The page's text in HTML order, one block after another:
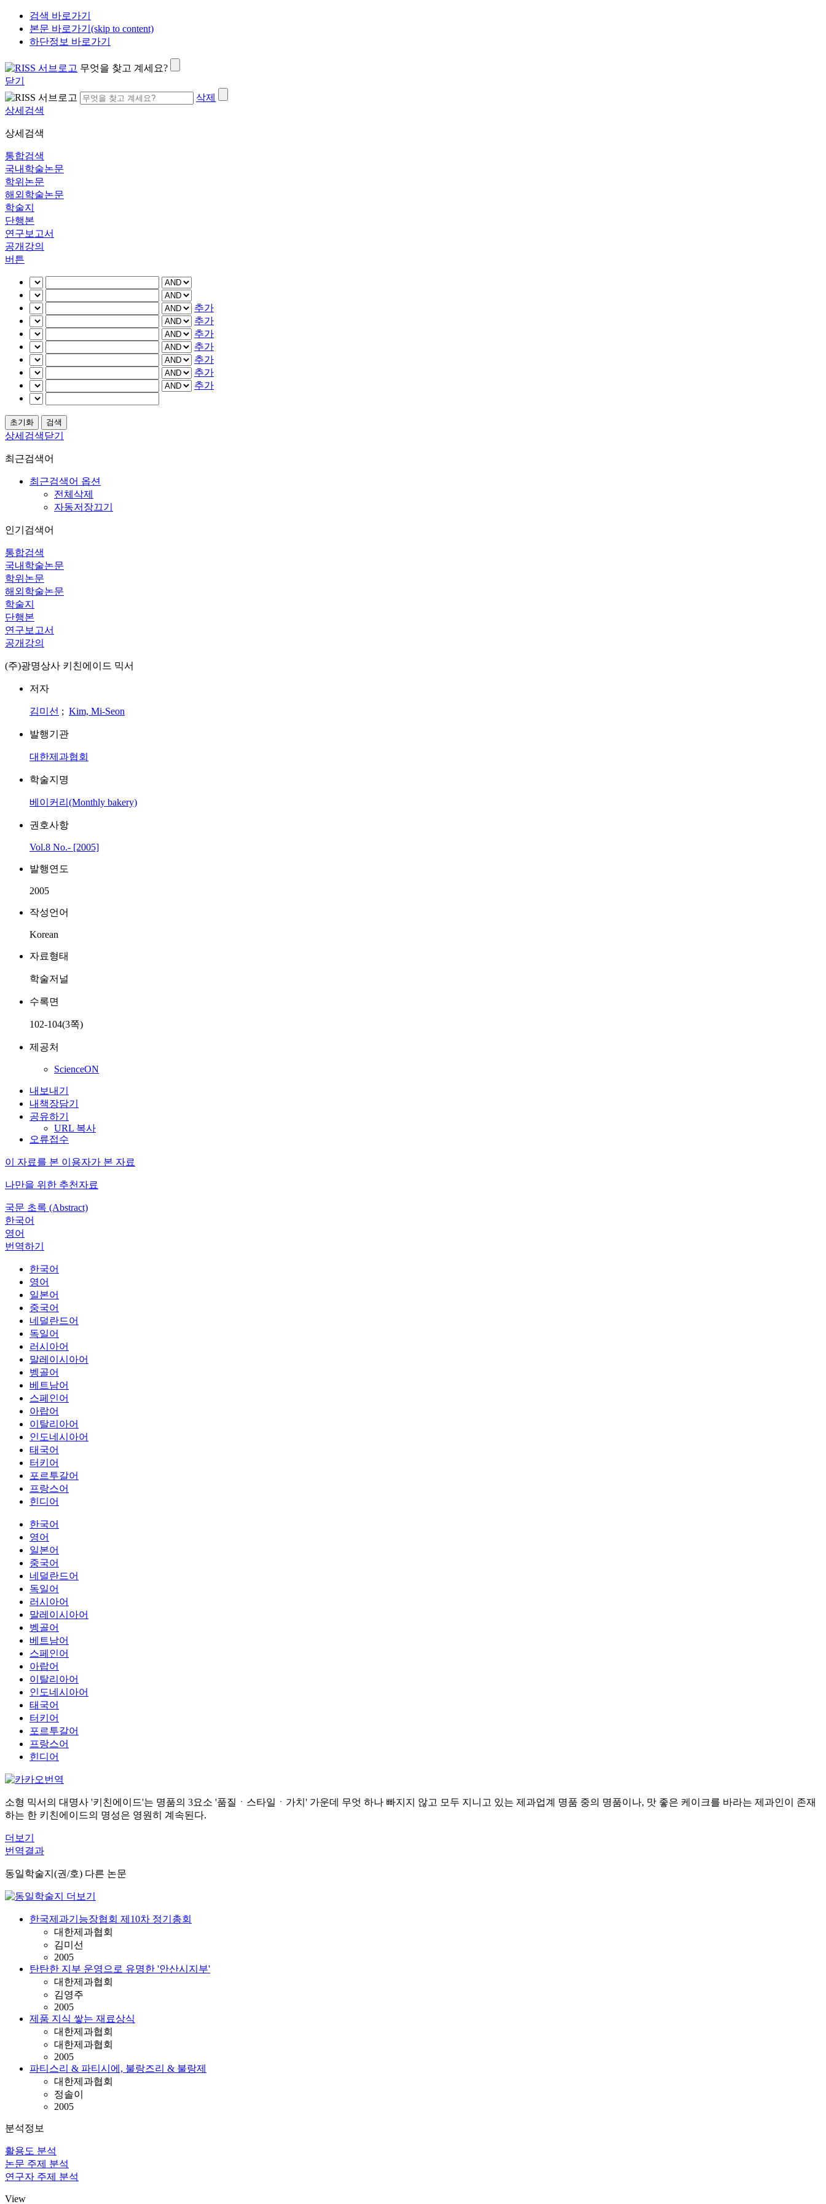
검색 바로가기
본문 바로가기(skip to content)
하단정보 바로가기
무엇을 찾고 계세요?
닫기
삭제
상세검색
상세검색
통합검색
국내학술논문
학위논문
해외학술논문
학술지
단행본
연구보고서
공개강의
버튼
추가
추가
추가
추가
추가
추가
추가
상세검색닫기
최근검색어
최근검색어 옵션
전체삭제
자동저장끄기
인기검색어
통합검색
국내학술논문
학위논문
해외학술논문
학술지
단행본
연구보고서
공개강의
(주)광명상사 키친에이드 믹서
저자
김미선 ; Kim, Mi-Seon
발행기관
대한제과협회
학술지명
베이커리(Monthly bakery)
권호사항
Vol.8 No.- [2005]
발행연도
2005
작성언어
Korean
자료형태
학술저널
수록면
102-104(3쪽)
제공처
ScienceON
내보내기
내책장담기
공유하기
URL 복사
오류접수
이 자료를 본 이용자가 본 자료
나만을 위한 추천자료
국문 초록 (Abstract)
한국어
영어
번역하기
한국어
영어
일본어
중국어
네덜란드어
독일어
러시아어
말레이시아어
벵골어
베트남어
스페인어
아랍어
이탈리아어
인도네시아어
태국어
터키어
포르투갈어
프랑스어
힌디어
한국어
영어
일본어
중국어
네덜란드어
독일어
러시아어
말레이시아어
벵골어
베트남어
스페인어
아랍어
이탈리아어
인도네시아어
태국어
터키어
포르투갈어
프랑스어
힌디어
소형 믹서의 대명사 '키친에이드'는 명품의 3요소 '품질ㆍ스타일ㆍ가치' 가운데 무엇 하나 빠지지 않고 모두 지니고 있는 제과업계 명품 중의 명품이나, 맛 좋은 케이크를 바라는 제과인이 존재
하는 한 키친에이드의 명성은 영원히 계속된다.
더보기
번역결과
동일학술지(권/호) 다른 논문
한국제과기능장협회 제10차 정기총회
대한제과협회
김미선
2005
탄탄한 지부 운영으로 유명한 '안산시지부'
대한제과협회
김영주
2005
제품 지식 쌓는 재료상식
대한제과협회
대한제과협회
2005
파티스리 & 파티시에, 불랑즈리 & 불랑제
대한제과협회
정솔이
2005
분석정보
활용도 분석
논문 주제 분석
연구자 주제 분석
View